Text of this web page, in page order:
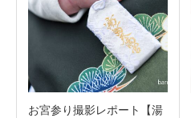
お宮参り撮影レポート【湯